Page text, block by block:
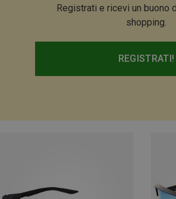
Registrati e ricevi un buono
shopping.
REGISTRATI!